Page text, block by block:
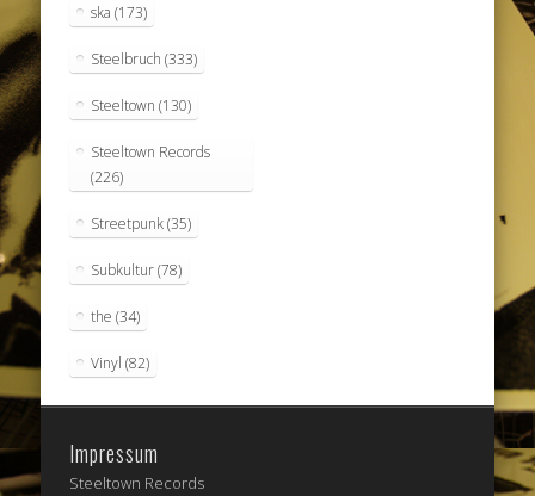
ska (173)
Steelbruch (333)
Steeltown (130)
Steeltown Records
(226)
Streetpunk(35)
Subkultur(78)
the (34)
Vinyl (82)
Impressum
Steeltown Records